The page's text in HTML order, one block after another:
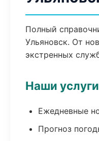
Полный
Ульяновск. От
экстренных
Наши услуги
Ежедневные
Прогноз